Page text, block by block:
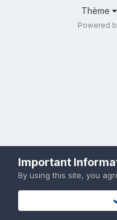
Thème
Powered
Important
By using this site, you